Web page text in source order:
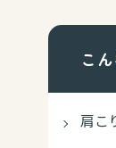
こ
肩こ